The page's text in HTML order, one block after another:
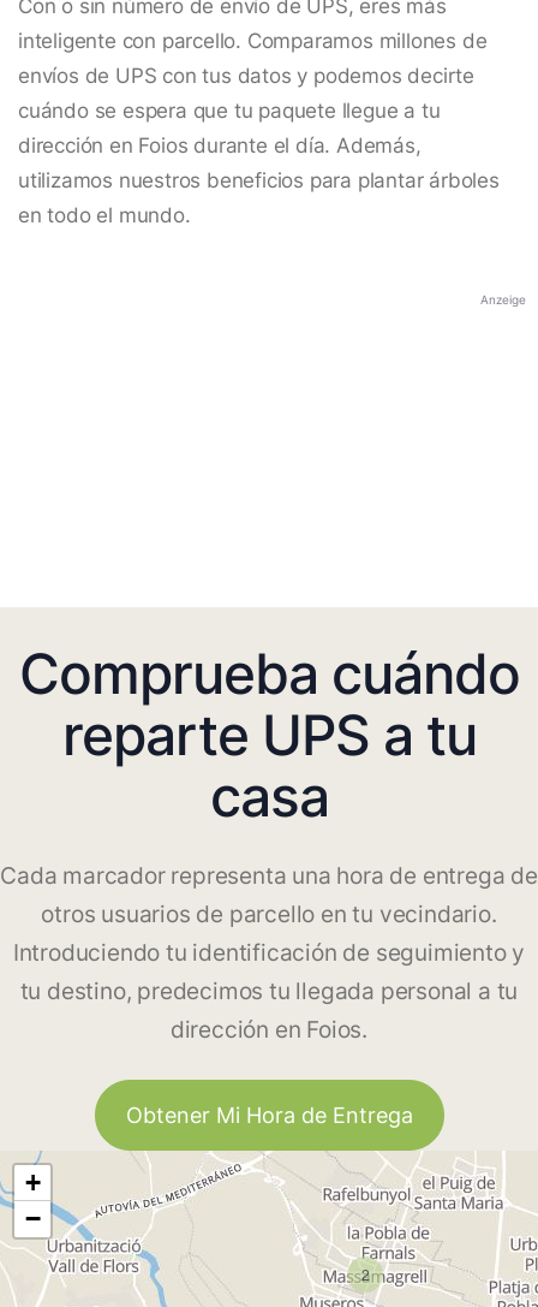
Con o sin número de envío de UPS, eres más
inteligente con parcello. Comparamos millones de
envíos de UPS con tus datos y podemos decirte
cuándo se espera que tu paquete llegue a tu
dirección en Foios durante el día. Además,
utilizamos nuestros beneficios para plantar árboles
en todo el mundo.
Anzeige
Comprueba cuándo
reparte UPS a tu
casa
Cada marcador representa una hora de entrega de
otros usuarios de parcello en tu vecindario.
Introduciendo tu identificación de seguimiento y
tu destino, predecimos tu llegada personal a tu
dirección en Foios.
Obtener Mi Hora de Entrega
2
+
−